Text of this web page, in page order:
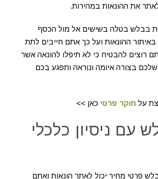
את ההונאות במהירות.
בבלש בטלה בשישים אל מול הכסף
ההונאות ועל כך אתם חייבים לתת
רוצים להבטיח כי לא תיפלו להונאה אשר
בצורה איומה ונוראה ותפגע בכם
על חוקר פרטי כאן >>
עם ניסיון כלכלי
פרטי מחיר יכול לאתר הונאות ואתם